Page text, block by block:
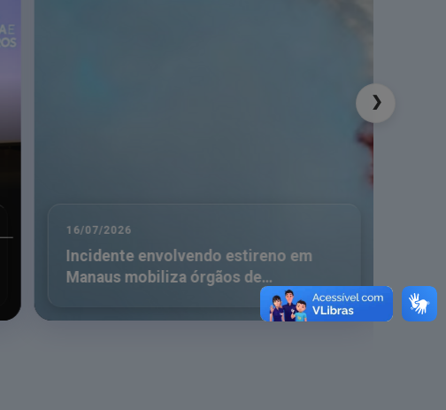
16/07/2026
Incidente envolvendo estireno em
Manaus mobiliza órgãos de
❯